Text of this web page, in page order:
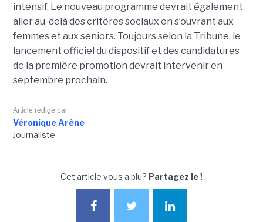
inten­sif. Le nouveau pro­gramme devrait également
aller au-delà des critères sociaux en s’ouvrant aux
femmes et aux seniors. Toujours selon la Tribune, le
lancement officiel du dispositif et des candidatures
de la première promotion devrait intervenir en
septembre prochain.
Article rédigé par
Véronique Arène
Journaliste
Cet article vous a plu? Partagez le !